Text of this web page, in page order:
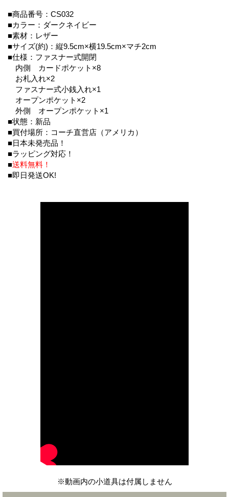
■商品番号：CS032
■カラー：ダークネイビー
■素材：レザー
■サイズ(約)：縦9.5cm×横19.5cm×マチ2cm
■仕様：ファスナー式開閉
内側 カードポケット×8
お札入れ×2
ファスナー式小銭入れ×1
オープンポケット×2
外側 オープンポケット×1
■状態：新品
■買付場所：コーチ直営店（アメリカ）
■日本未発売品！
■ラッピング対応！
■送料無料！
■即日発送OK!
※動画内の小道具は付属しません